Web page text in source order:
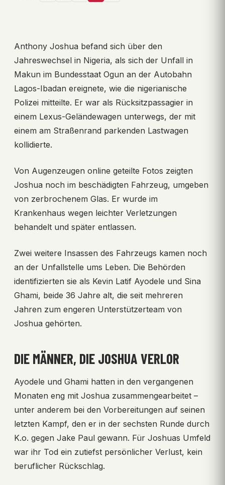
Anthony Joshua befand sich über den
Jahreswechsel in Nigeria, als sich der Unfall in
Makun im Bundesstaat Ogun an der Autobahn
Lagos-Ibadan ereignete, wie die nigerianische
Polizei mitteilte. Er war als Rücksitzpassagier in
einem Lexus-Geländewagen unterwegs, der mit
einem am Straßenrand parkenden Lastwagen
kollidierte.
Von Augenzeugen online geteilte Fotos zeigten
Joshua noch im beschädigten Fahrzeug, umgeben
von zerbrochenem Glas. Er wurde im
Krankenhaus wegen leichter Verletzungen
behandelt und später entlassen.
Zwei weitere Insassen des Fahrzeugs kamen noch
an der Unfallstelle ums Leben. Die Behörden
identifizierten sie als Kevin Latif Ayodele und Sina
Ghami, beide 36 Jahre alt, die seit mehreren
Jahren zum engeren Unterstützerteam von
Joshua gehörten.
DIE MÄNNER, DIE JOSHUA VERLOR
Ayodele und Ghami hatten in den vergangenen
Monaten eng mit Joshua zusammengearbeitet –
unter anderem bei den Vorbereitungen auf seinen
letzten Kampf, den er in der sechsten Runde durch
K.o. gegen Jake Paul gewann. Für Joshuas Umfeld
war ihr Tod ein zutiefst persönlicher Verlust, kein
beruflicher Rückschlag.